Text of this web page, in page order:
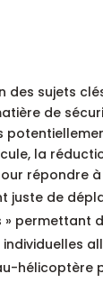
des sujets
de
la
répondre
juste de
permettant
hélicoptère